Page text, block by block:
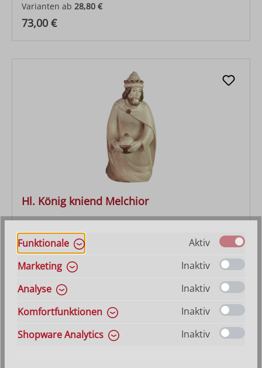
Varianten ab 28,80 €
Regulärer Preis:
73,00 €
Hl. König kniend Melchior
Varianten ab28,80 €
Regulärer Preis:
73,00 €
Funktionale
Aktiv
Marketing
Inaktiv
Analyse
Inaktiv
Komfortfunktionen
Inaktiv
Shopware Analytics
Inaktiv